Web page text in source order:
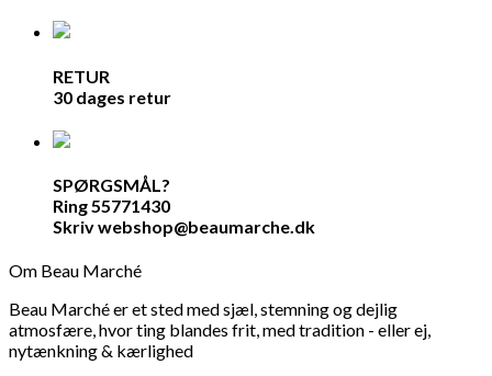
RETUR
30 dages retur
SPØRGSMÅL?
Ring 55771430
Skriv webshop@beaumarche.dk
Om Beau Marché
Beau Marché er et sted med sjæl, stemning og dejlig
atmosfære, hvor ting blandes frit, med tradition - eller ej,
nytænkning & kærlighed